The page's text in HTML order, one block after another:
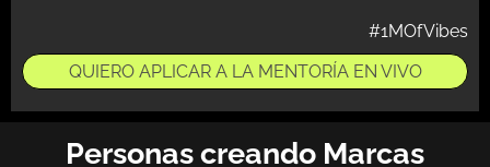
#1MOfVibes
QUIERO APLICAR A LA MENTORÍA EN VIVO
Personas creando Marcas